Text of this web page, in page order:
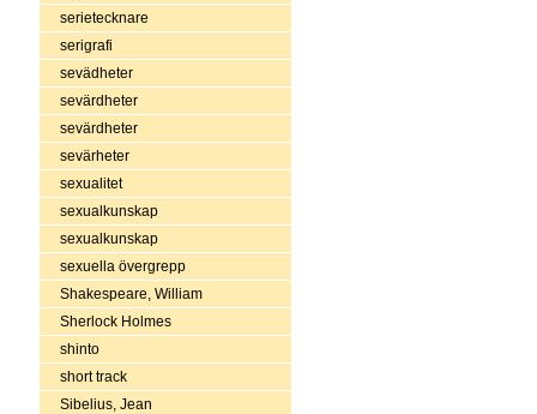
serietecknare
serigrafi
sevädheter
sevärdheter
sevärdheter
sevärheter
sexualitet
sexualkunskap
sexualkunskap
sexuella övergrepp
Shakespeare, William
Sherlock Holmes
shinto
short track
Sibelius, Jean